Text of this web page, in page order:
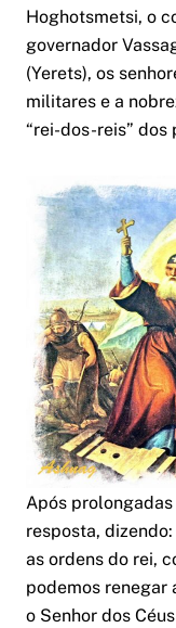
Hoghotsmetsi, o
governador
(Yerets), os
militares e a
“rei-dos-reis” dos
Após prolongadas
resposta, dizendo:
as ordens do rei,
podemos renegar
o Senhor dos